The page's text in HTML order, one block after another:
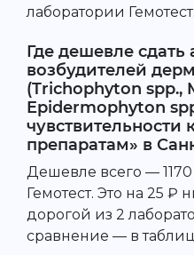
лаборатории Гемотест.
Где дешевле сдать
возбудителей
(Trichophyton spp.,
Epidermophyton
чувствительности
препаратам» в
Дешевле всего —
Гемотест. Это на 25 ₽
дорогой из 2
сравнение — в